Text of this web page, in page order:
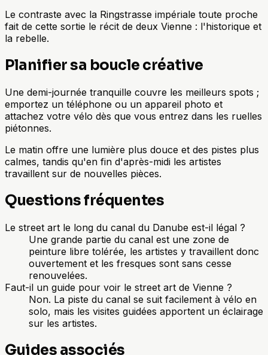
Le contraste avec la Ringstrasse impériale toute proche
fait de cette sortie le récit de deux Vienne : l'historique et
la rebelle.
Planifier sa boucle créative
Une demi-journée tranquille couvre les meilleurs spots ;
emportez un téléphone ou un appareil photo et
attachez votre vélo dès que vous entrez dans les ruelles
piétonnes.
Le matin offre une lumière plus douce et des pistes plus
calmes, tandis qu'en fin d'après-midi les artistes
travaillent sur de nouvelles pièces.
Questions fréquentes
Le street art le long du canal du Danube est-il légal ?
Une grande partie du canal est une zone de
peinture libre tolérée, les artistes y travaillent donc
ouvertement et les fresques sont sans cesse
renouvelées.
Faut-il un guide pour voir le street art de Vienne ?
Non. La piste du canal se suit facilement à vélo en
solo, mais les visites guidées apportent un éclairage
sur les artistes.
Guides associés